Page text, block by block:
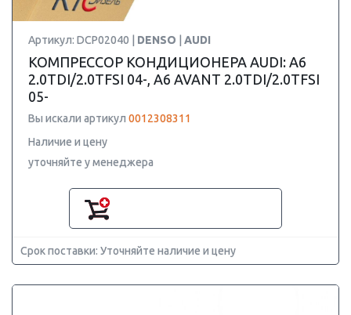
Артикул: DCP02040 | DENSO AUDI
КОМПРЕССОР КОНДИЦИОНЕРА AUDI: A6
2.0TDI/2.0TFSI 04-, A6 AVANT 2.0TDI/2.0TFSI
05-
Вы искали артикул 0012308311
Наличие и цену
уточняйте у менеджера
Срок поставки: Уточняйте наличие и цену